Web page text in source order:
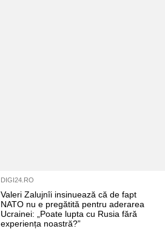
DIGI24.RO
Valeri Zalujnîi insinuează că de fapt
NATO nu e pregătită pentru aderarea
Ucrainei: „Poate lupta cu Rusia fără
experiența noastră?”